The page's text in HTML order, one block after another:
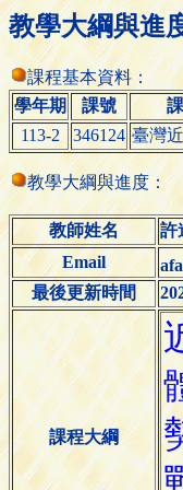
教學大綱與進
課程基本資料：
學年期
課號
113-2
346124 臺灣
教學大綱與進度：
教師姓名
許
Email
最後更新時間
課程大綱